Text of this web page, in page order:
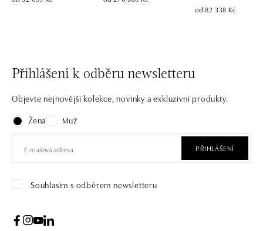
od 82 338 Kč
Přihlášení k odběru newsletteru
Objevte nejnovější kolekce, novinky a exkluzivní produkty.
Žena
Muž
PŘIHLÁŠENÍ
Souhlasím s odběrem newsletteru